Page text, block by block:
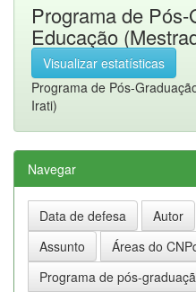
Programa de
Educação
Visualizar estatísticas
Programa de Pós-
Irati)
Navegar